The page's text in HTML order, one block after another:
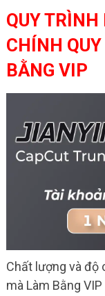
QUY
CHÍNH
BẰNG VIP
Chất lượng và độ
mà Làm Bằng